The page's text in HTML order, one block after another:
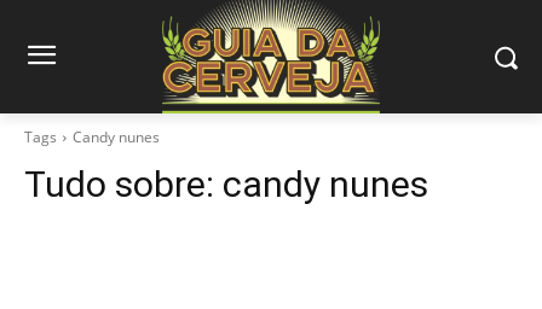
Tags Candy nunes
Tudo sobre: candy nunes